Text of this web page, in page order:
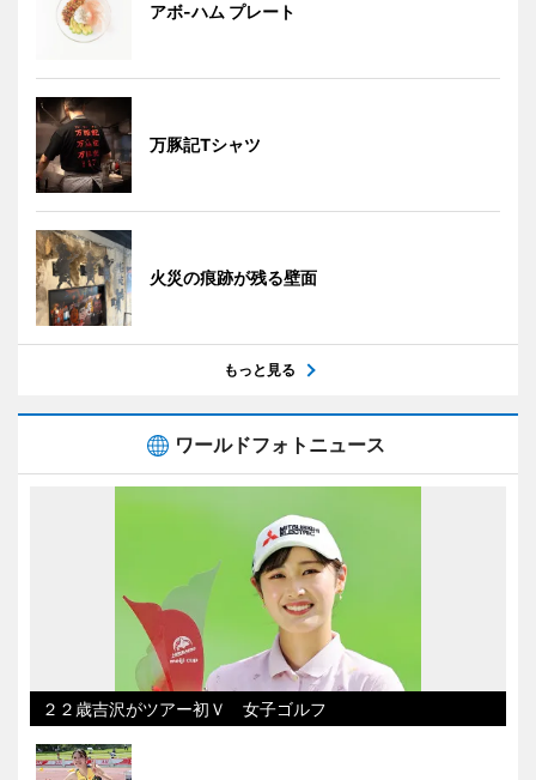
アボ-ハム プレート
万豚記Tシャツ
火災の痕跡が残る壁面
もっと見る
ワールドフォトニュース
２２歳吉沢がツアー初Ｖ 女子ゴルフ